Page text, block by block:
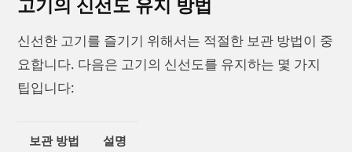
신선한 고기를 즐기기 위해서는 적절한 보관 방법이 중
요합니다. 다음은 고기의 신선도를 유지하는 몇 가지
팁입니다:
보관 방법 설명